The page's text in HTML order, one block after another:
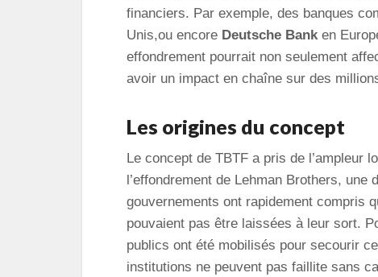
financiers. Par exemple, des banques
Unis,ou encore Deutsche Banken
effondrement pourrait non seulement
avoir un impact en chaîne sur des
Les origines du concept
Le concept de TBTF a pris de l’ampleur
l’effondrement de Lehman Brothers, une
gouvernements ont rapidement compris
pouvaient pas être laissées à leur sort.
publics ont été mobilisés pour secourir
institutions ne peuvent pas faillite sans